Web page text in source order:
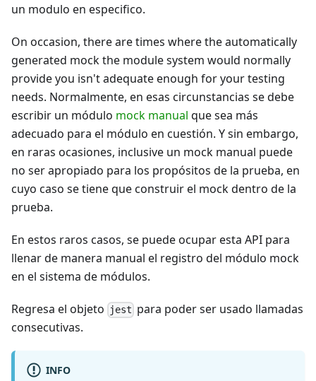
un modulo en especifico.
On occasion, there are times where the automatically
generated mock the module system would normally
provide you isn't adequate enough for your testing
needs. Normalmente, en esas circunstancias se debe
escribir un módulo mock manual que sea más
adecuado para el módulo en cuestión. Y sin embargo,
en raras ocasiones, inclusive un mock manual puede
no ser apropiado para los propósitos de la prueba, en
cuyo caso se tiene que construir el mock dentro de la
prueba.
En estos raros casos, se puede ocupar esta API para
llenar de manera manual el registro del módulo mock
en el sistema de módulos.
Regresa el objeto jest para poder ser usado llamadas
consecutivas.
INFO